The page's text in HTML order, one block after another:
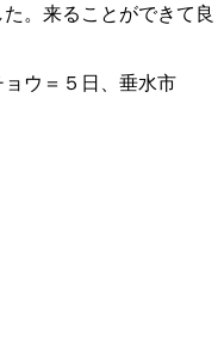
。来ることができて良
ョウ＝５日、垂水市